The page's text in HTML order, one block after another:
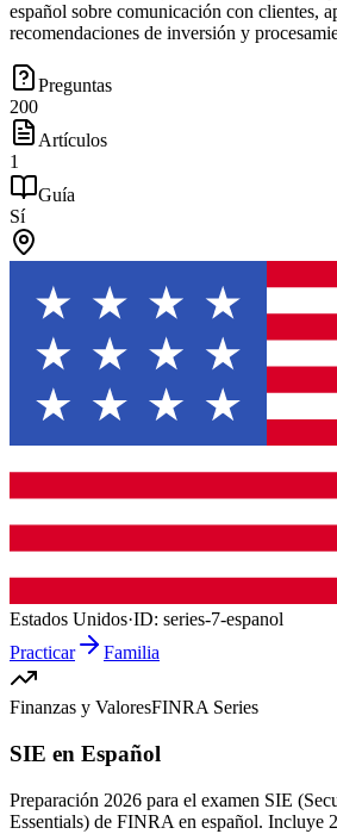
español sobre comunicación con clientes,
recomendaciones de inversión y
Preguntas
200
Artículos
1
Guía
Sí
Estados Unidos·ID: series-7-espanol
Practicar
Familia
Finanzas y ValoresFINRA Series
SIE en Español
Preparación 2026 para el examen SIE
Essentials) de FINRA en español. Incluye